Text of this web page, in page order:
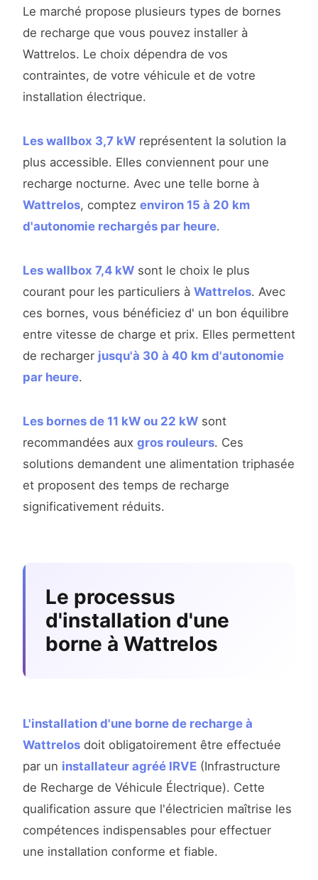
Le marché propose plusieurs types de bornes
de recharge que vous pouvez installer à
Wattrelos. Le choix dépendra de vos
contraintes, de votre véhicule et de votre
installation électrique.
Les wallbox 3,7 kW représentent la solution la
plus accessible. Elles conviennent pour une
recharge nocturne. Avec une telle borne à
Wattrelos, comptez environ 15 à 20 km
d'autonomie rechargés par heure.
Les wallbox 7,4 kW sont le choix le plus
courant pour les particuliers à Wattrelos. Avec
ces bornes, vous bénéficiez d' un bon équilibre
entre vitesse de charge et prix. Elles permettent
de recharger jusqu'à 30 à 40 km d'autonomie
par heure.
Les bornes de 11 kW ou 22 kW sont
recommandées aux gros rouleurs. Ces
solutions demandent une alimentation triphasée
et proposent des temps de recharge
significativement réduits.
Le processus
d'installation d'une
borne à Wattrelos
L'installation d'une borne de recharge à
Wattrelos doit obligatoirement être effectuée
par un installateur agréé IRVE (Infrastructure
de Recharge de Véhicule Électrique). Cette
qualification assure que l'électricien maîtrise les
compétences indispensables pour effectuer
une installation conforme et fiable.